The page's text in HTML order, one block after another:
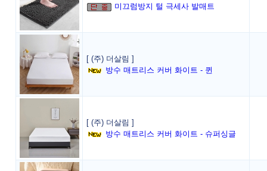
미끄럼방지 털 극세사 발매트
[ (주) 더살림 ]
방수 매트리스 커버 화이트 - 퀸
[ (주) 더살림 ]
방수 매트리스 커버 화이트 - 슈퍼싱글